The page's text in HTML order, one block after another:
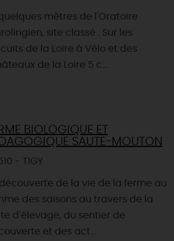
mètres de l'Oratoire
site classé . Sur les
de la Loire à Vélo et des
de la Loire 5 c...
BIOLOGIQUE ET
SAUTE-MOUTON
- TIGY
découverte de la vie de la ferme au
des saisons au travers de la
d'élevage, du sentier de
et des act...